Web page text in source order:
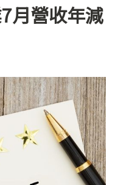
月營收年減